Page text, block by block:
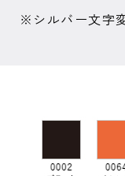
※シルバー文字